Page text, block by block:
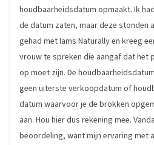
houdbaarheidsdatum opmaakt. Ik
de datum zaten, maar deze stonden
gehad met Iams Naturally en kreeg
vrouw te spreken die aangaf dat het
op moet zijn. De
geen uiterste verkoopdatum of
datum waarvoor je de brokken
aan. Hou hier dus rekening mee.
beoordeling, want mijn ervaring met